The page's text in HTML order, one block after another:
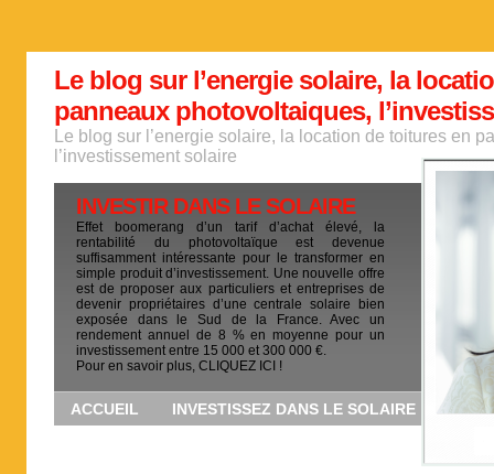
Le blog sur l’energie solaire, la
panneaux photovoltaiques,
Le blog sur l’energie solaire, la location de toitures en
l’investissement solaire
INVESTIR DANS LE SOLAIRE
Effet boomerang d’un tarif d’achat élevé, la
rentabilité du photovoltaïque est devenue
suffisamment intéressante pour le transformer en
simple produit d’investissement. Une nouvelle offre
est de proposer aux particuliers et entreprises de
devenir propriétaires d’une centrale solaire bien
exposée dans le Sud de la France. Avec un
rendement annuel de 8 % en moyenne pour un
investissement entre 15 000 et 300 000 €.
Pour en savoir plus, CLIQUEZ ICI !
ACCUEIL INVESTISSEZ DANS LE SOLAIRE